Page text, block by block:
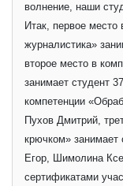
волнение, наши
Итак, первое
журналистика»
второе место в
занимает студент
компетенции
Пухов Дмитрий,
крючком» занимает
Егор, Шимолина
сертификатами